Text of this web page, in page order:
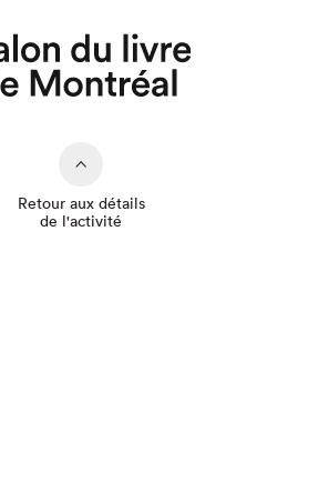
Retour aux détails
de l'activité